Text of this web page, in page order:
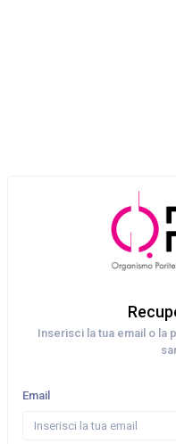
Inserisci la tua email o la
Email